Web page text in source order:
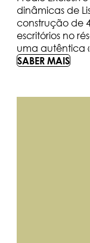
dinâmicas de
construção de
escritórios no
uma autêntica
SABER MAIS